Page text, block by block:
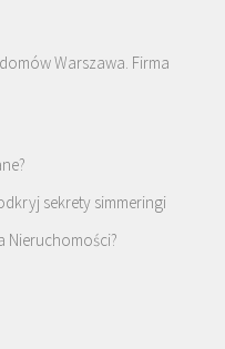
Warszawa. Firma
sekrety simmeringi
Nieruchomości?